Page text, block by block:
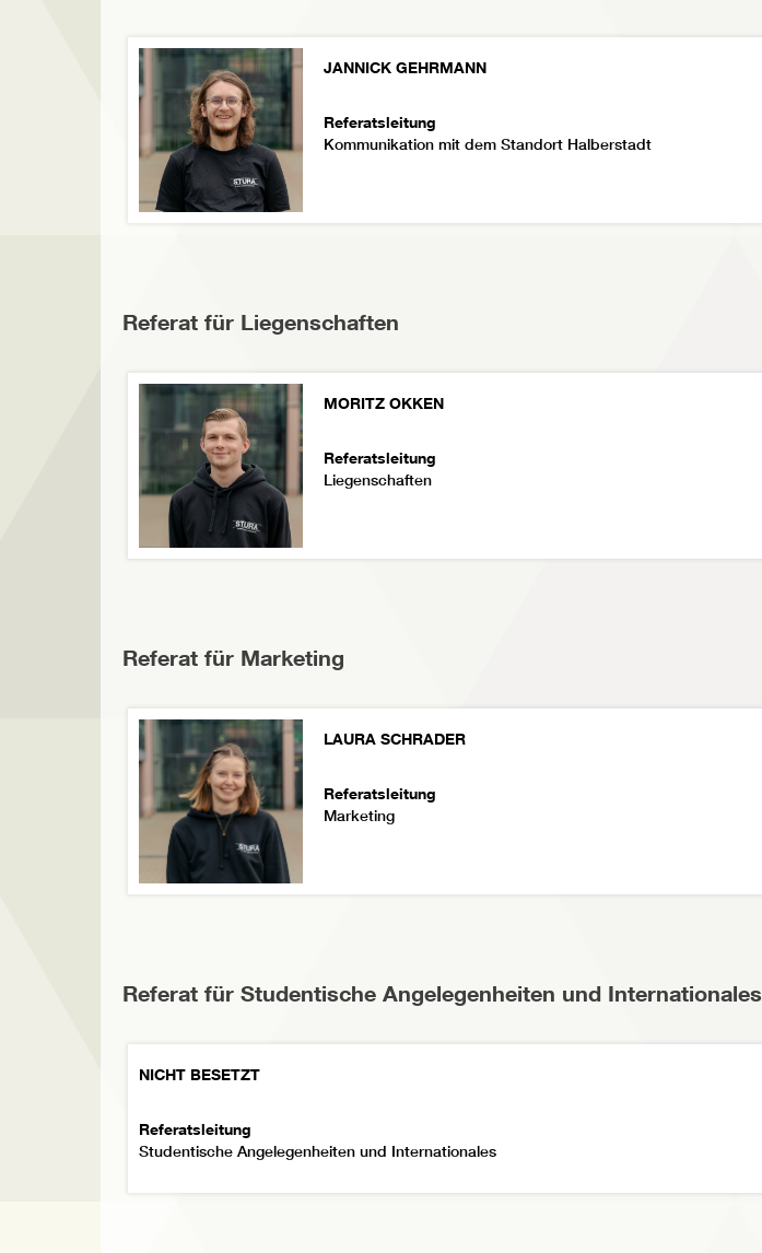
JANNICK GEHRMANN
Referatsleitung
Kommunikation mit dem Standort Halberstadt
Referat für Liegenschaften
MORITZ OKKEN
Referatsleitung
Liegenschaften
Referat für Marketing
LAURA SCHRADER
Referatsleitung
Marketing
Referat für Studentische Angelegenheiten und Internationales
NICHT BESETZT
Referatsleitung
Studentische Angelegenheiten und Internationales